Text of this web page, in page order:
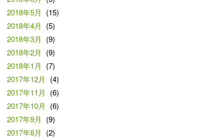
2018年5月
(15)
2018年4月
(5)
2018年3月
(9)
2018年2月
(9)
2018年1月
(7)
2017年12月
(4)
2017年11月
(6)
2017年10月
(6)
2017年9月
(9)
2017年8月
(2)